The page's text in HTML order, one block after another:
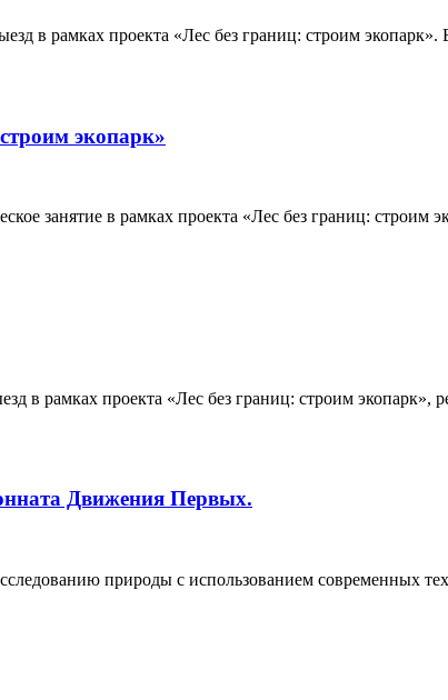
в рамках проекта «Лес без границ: строим
экопарк»
занятие в рамках проекта «Лес без границ: строим
в рамках проекта «Лес без границ: строим экопарк»,
Движения Первых.
природы с использованием современных